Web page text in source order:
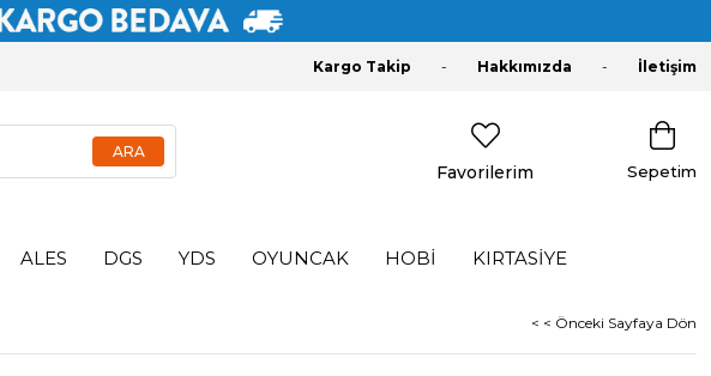
Kargo Takip Hakkımızda İletişim
Sepetim
Favorilerim
ALES DGS YDS OYUNCAK HOBİ KIRTASİYE
< < Önceki Sayfaya Dön